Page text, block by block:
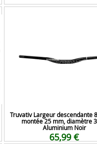
Truvativ Largeur descendante
montée 25 mm, diamètre
Aluminium Noir
65,99 €